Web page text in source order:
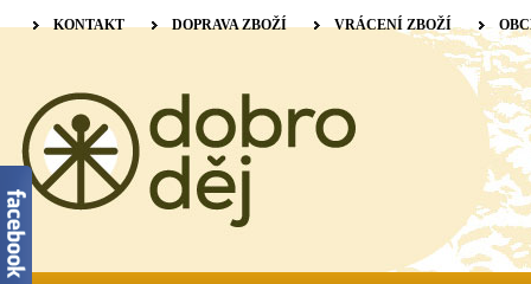
KONTAKT DOPRAVA ZBOŽÍ VRÁCENÍ ZBOŽÍ